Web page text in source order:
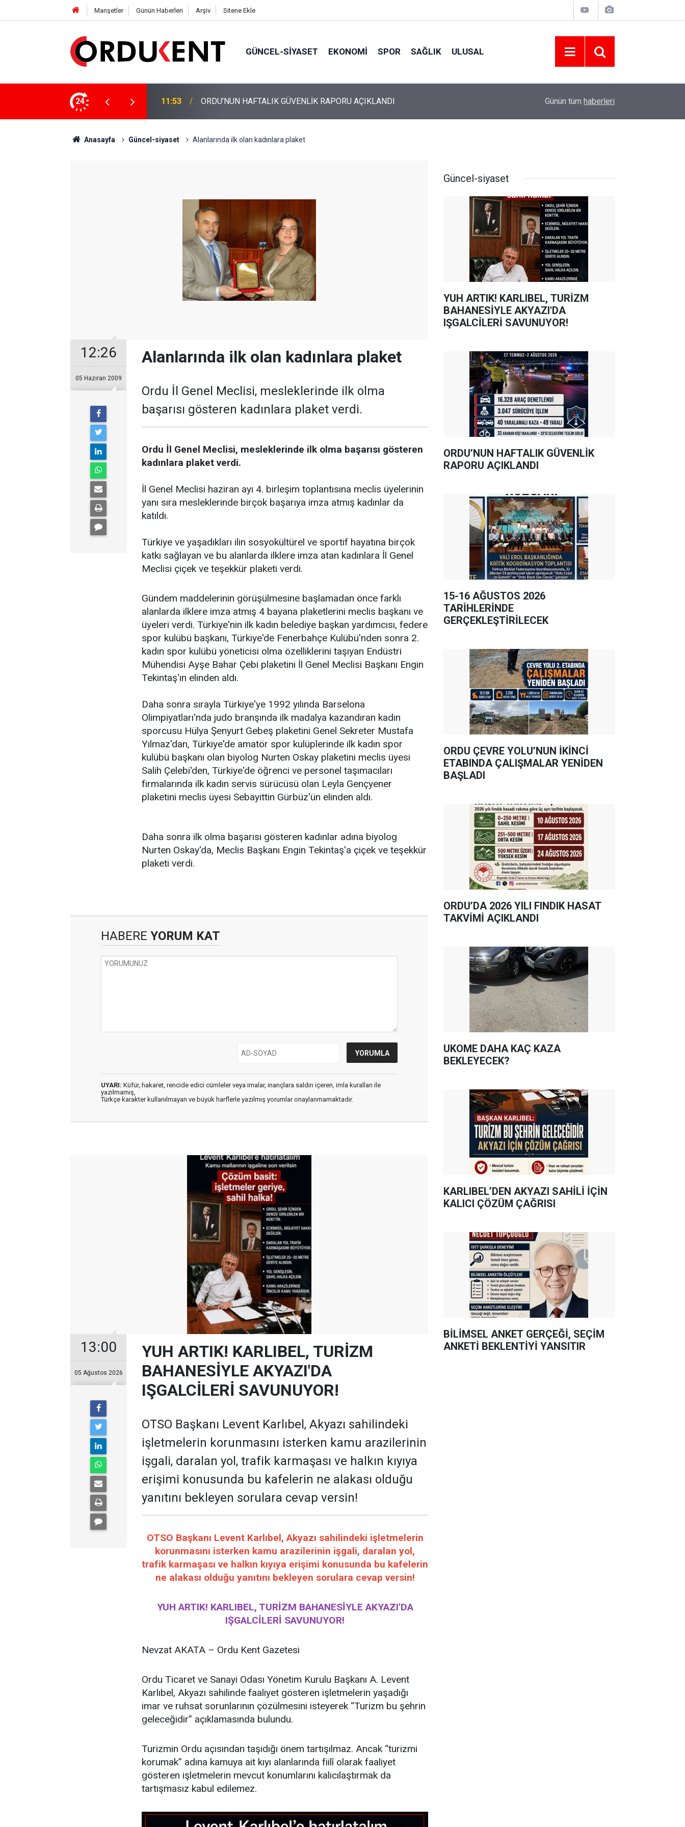
Manşetler Günün Haberleri Arşiv Sitene Ekle
GÜNCEL-SIYASET EKONOMI SPOR SAĞLIK ULUSAL
24 11:53 ORDU’NUN HAFTALIK GÜVENLİK RAPORU AÇIKLANDI 15-16 AĞUSTOS 2026 TARİHLERİNDE
Günün tüm haberleri
Anasayfa Güncel-siyaset Alanlarında ilk olan kadınlara plaket
12:26
05 Haziran 2009
Alanlarında ilk olan kadınlara plaket
Ordu İl Genel Meclisi, mesleklerinde ilk olma
başarısı gösteren kadınlara plaket verdi.
Ordu İl Genel Meclisi, mesleklerinde ilk olma başarısı gösteren
kadınlara plaket verdi.
İl Genel Meclisi haziran ayı 4. birleşim toplantısına meclis üyelerinin
yanı sıra mesleklerinde birçok başarıya imza atmış kadınlar da
katıldı.
Türkiye ve yaşadıkları ilin sosyokültürel ve sportif hayatına birçok
katkı sağlayan ve bu alanlarda ilklere imza atan kadınlara İl Genel
Meclisi çiçek ve teşekkür plaketi verdi.
Gündem maddelerinin görüşülmesine başlamadan önce farklı
alanlarda ilklere imza atmış 4 bayana plaketlerini meclis başkanı ve
üyeleri verdi. Türkiye'nin ilk kadın belediye başkan yardımcısı, federe
spor kulübü başkanı, Türkiye'de Fenerbahçe Kulübü'nden sonra 2.
kadın spor kulübü yöneticisi olma özelliklerini taşıyan Endüstri
Mühendisi Ayşe Bahar Çebi plaketini İl Genel Meclisi Başkanı Engin
Tekintaş'ın elinden aldı.
Daha sonra sırayla Türkiye'ye 1992 yılında Barselona
Olimpiyatları'nda judo branşında ilk madalya kazandıran kadın
sporcusu Hülya Şenyurt Gebeş plaketini Genel Sekreter Mustafa
Yılmaz'dan, Türkiye'de amatör spor kulüplerinde ilk kadın spor
kulübü başkanı olan biyolog Nurten Oskay plaketini meclis üyesi
Salih Çelebi'den, Türkiye'de öğrenci ve personel taşımacıları
firmalarında ilk kadın servis sürücüsü olan Leyla Gençyener
plaketini meclis üyesi Sebayittin Gürbüz'ün elinden aldı.
Daha sonra ilk olma başarısı gösteren kadınlar adına biyolog
Nurten Oskay'da, Meclis Başkanı Engin Tekintaş'a çiçek ve teşekkür
plaketi verdi.
HABERE YORUM KAT
UYARI: Küfür, hakaret, rencide edici cümleler veya imalar, inançlara saldırı içeren, imla kuralları ile
yazılmamış,
Türkçe karakter kullanılmayan ve büyük harflerle yazılmış yorumlar onaylanmamaktadır.
13:00
05 Ağustos 2026
YUH ARTIK! KARLIBEL, TURİZM
BAHANESİYLE AKYAZI'DA
IŞGALCİLERİ SAVUNUYOR!
OTSO Başkanı Levent Karlıbel, Akyazı sahilindeki
işletmelerin korunmasını isterken kamu arazilerinin
işgali, daralan yol, trafik karmaşası ve halkın kıyıya
erişimi konusunda bu kafelerin ne alakası olduğu
yanıtını bekleyen sorulara cevap versin!
OTSO Başkanı Levent Karlıbel, Akyazı sahilindeki işletmelerin
korunmasını isterken kamu arazilerinin işgali, daralan yol,
trafik karmaşası ve halkın kıyıya erişimi konusunda bu kafelerin
ne alakası olduğu yanıtını bekleyen sorulara cevap versin!
YUH ARTIK! KARLIBEL, TURİZM BAHANESİYLE AKYAZI'DA
IŞGALCİLERİ SAVUNUYOR!
Nevzat AKATA – Ordu Kent Gazetesi
Ordu Ticaret ve Sanayi Odası Yönetim Kurulu Başkanı A. Levent
Karlıbel, Akyazı sahilinde faaliyet gösteren işletmelerin yaşadığı
imar ve ruhsat sorunlarının çözülmesini isteyerek “Turizm bu şehrin
geleceğidir” açıklamasında bulundu.
Turizmin Ordu açısından taşıdığı önem tartışılmaz. Ancak “turizmi
korumak” adına kamuya ait kıyı alanlarında fiilî olarak faaliyet
gösteren işletmelerin mevcut konumlarını kalıcılaştırmak da
tartışmasız kabul edilemez.
Güncel-siyaset
YUH ARTIK! KARLIBEL, TURİZM
BAHANESİYLE AKYAZI'DA
IŞGALCİLERİ SAVUNUYOR!
ORDU’NUN HAFTALIK GÜVENLİK
RAPORU AÇIKLANDI
15-16 AĞUSTOS 2026
TARİHLERİNDE
GERÇEKLEŞTİRİLECEK
ORDU ÇEVRE YOLU’NUN İKİNCİ
ETABINDA ÇALIŞMALAR YENİDEN
BAŞLADI
ORDU’DA 2026 YILI FINDIK HASAT
TAKVİMİ AÇIKLANDI
UKOME DAHA KAÇ KAZA
BEKLEYECEK?
KARLIBEL’DEN AKYAZI SAHİLİ İÇİN
KALICI ÇÖZÜM ÇAĞRISI
BİLİMSEL ANKET GERÇEĞİ, SEÇİM
ANKETİ BEKLENTİYİ YANSITIR